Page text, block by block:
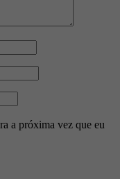
a próxima vez que eu